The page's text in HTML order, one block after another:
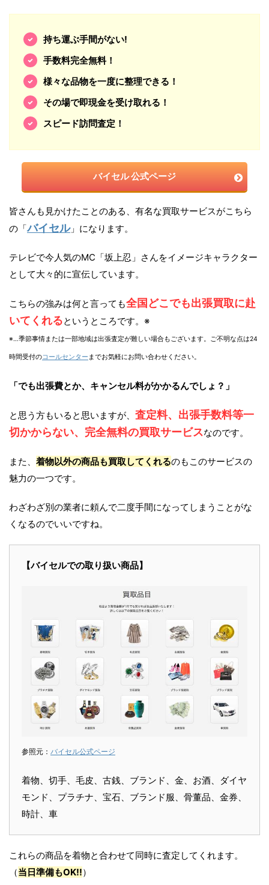
持ち運ぶ手間がない!
手数料完全無料！
様々な品物を一度に整理できる！
その場で即現金を受け取れる！
スピード訪問査定！
バイセル 公式ページ
皆さんも見かけたことのある、有名な買取サービスがこちら
の「バイセル」になります。
テレビで今人気のMC「坂上忍」さんをイメージキャラクター
として大々的に宣伝しています。
こちらの強みは何と言っても全国どこでも出張買取に赴
いてくれるというところです。※
※…季節事情または一部地域は出張査定が難しい場合もございます。ご不明な点は24
時間受付のコールセンター までお気軽にお問い合わせください。
「でも出張費とか、キャンセル料がかかるんでしょ？」
と思う方もいると思いますが、 査定料、出張手数料等一
切かからない、完全無料の買取サービスなのです。
また、 着物以外の商品も買取してくれるのもこのサービスの
魅力の一つです。
わざわざ別の業者に頼んで二度手間になってしまうことがな
くなるのでいいですね。
【バイセルでの取り扱い商品】
参照元： バイセル公式ページ
着物、切手、毛皮、古銭、ブランド、金、お酒、ダイヤ
モンド、プラチナ、宝石、ブランド服、骨董品、金券、
時計、車
これらの商品を着物と合わせて同時に査定してくれます。
（当日準備もOK!!）